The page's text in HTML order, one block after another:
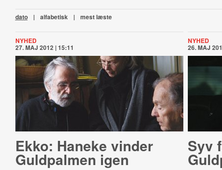
dato | alfabetisk | mest læste
NYHED
27. MAJ 2012 | 15:11
Ekko: Haneke vinder
Guldpalmen igen
NYHED
26. MAJ
Syv